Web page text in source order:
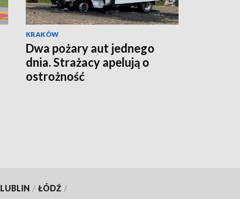
KRAKÓW
Dwa pożary aut jednego
dnia. Strażacy apelują o
ostrożność
LUBLIN / ŁÓDŹ /